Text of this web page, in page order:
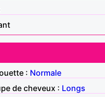
: Normale
de cheveux : Longs